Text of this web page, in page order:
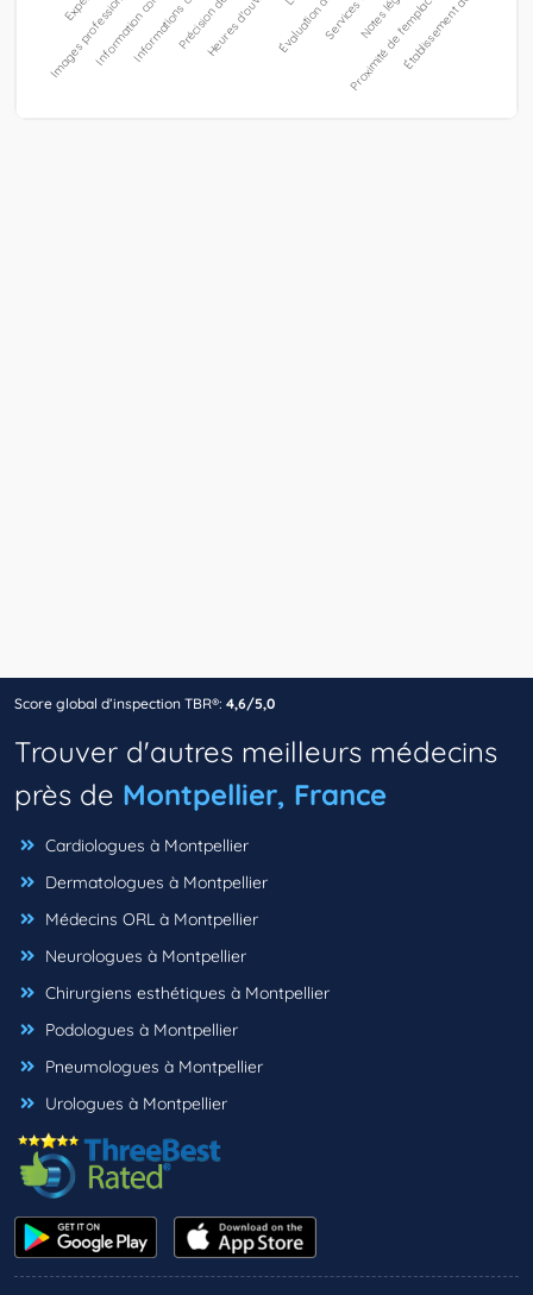
Score global d’inspection TBR®: 4,6/5,0
Trouver d'autres meilleurs médecins
près de Montpellier, France
Cardiologues à Montpellier
Dermatologues à Montpellier
Médecins ORL à Montpellier
Neurologues à Montpellier
Chirurgiens esthétiques à Montpellier
Podologues à Montpellier
Pneumologues à Montpellier
Urologues à Montpellier